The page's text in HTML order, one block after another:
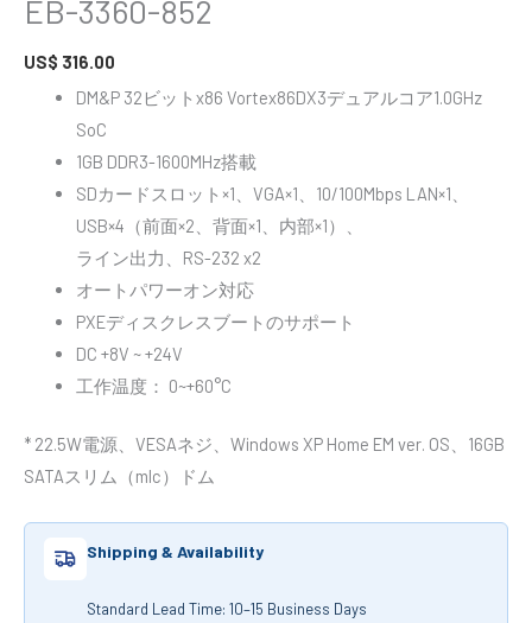
EB-3360-852
US$ 316.00
DM&P 32ビットx86 Vortex86DX3デュアルコア1.0GHz
SoC
1GB DDR3-1600MHz搭載
SDカードスロット×1、VGA×1、10/100Mbps LAN×1、
USB×4（前面×2、背面×1、内部×1）、
ライン出力、RS-232 x2
オートパワーオン対応
PXEディスクレスブートのサポート
DC +8V ~ +24V
工作温度： 0~+60°C
* 22.5W電源、VESAネジ、Windows XP Home EM ver. OS、16GB
SATAスリム（mlc）ドム
Shipping & Availability
Standard Lead Time: 10–15 Business Days